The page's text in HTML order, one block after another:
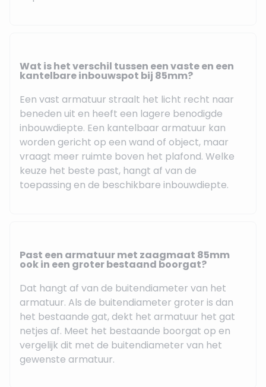
Wat is het verschil tussen een vaste en een
kantelbare inbouwspot bij 85mm?
Een vast armatuur straalt het licht recht naar
beneden uit en heeft een lagere benodigde
inbouwdiepte. Een kantelbaar armatuur kan
worden gericht op een wand of object, maar
vraagt meer ruimte boven het plafond. Welke
keuze het beste past, hangt af van de
toepassing en de beschikbare inbouwdiepte.
Past een armatuur met zaagmaat 85mm
ook in een groter bestaand boorgat?
Dat hangt af van de buitendiameter van het
armatuur. Als de buitendiameter groter is dan
het bestaande gat, dekt het armatuur het gat
netjes af. Meet het bestaande boorgat op en
vergelijk dit met de buitendiameter van het
gewenste armatuur.